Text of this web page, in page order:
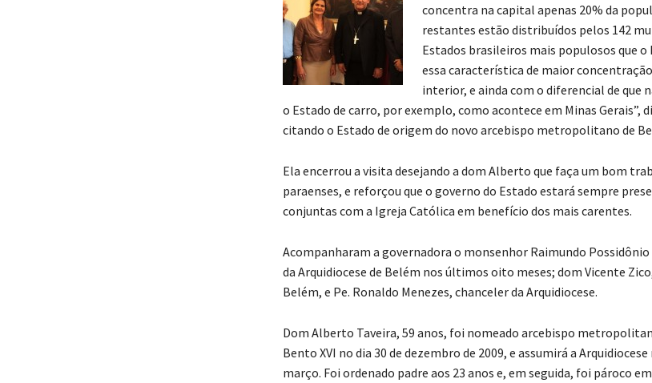
concentra na capital apenas 20% da
restantes estão distribuídos pelos 142
Estados brasileiros mais populosos que o
essa característica de maior
interior, e ainda com o diferencial de que
o Estado de carro, por exemplo, como acontece em Minas Gerais”,
citando o Estado de origem do novo arcebispo metropolitano de
Ela encerrou a visita desejando a dom Alberto que faça um bom
paraenses, e reforçou que o governo do Estado estará sempre
conjuntas com a Igreja Católica em benefício dos mais carentes.
Acompanharam a governadora o monsenhor Raimundo
da Arquidiocese de Belém nos últimos oito meses; dom Vicente
Belém, e Pe. Ronaldo Menezes, chanceler da Arquidiocese.
Dom Alberto Taveira, 59 anos, foi nomeado arcebispo
Bento XVI no dia 30 de dezembro de 2009, e assumirá a
março. Foi ordenado padre aos 23 anos e, em seguida, foi pároco